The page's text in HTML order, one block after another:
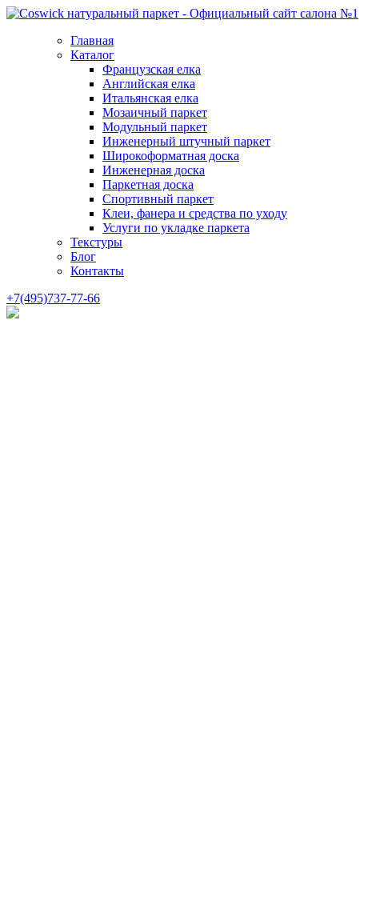
Главная
Каталог
Французская елка
Английская елка
Итальянская елка
Мозаичный паркет
Модульный паркет
Инженерный штучный паркет
Широкоформатная доска
Инженерная доска
Паркетная доска
Спортивный паркет
Клеи, фанера и средства по уходу
Услуги по укладке паркета
Текстуры
Блог
Контакты
+7(495)737-77-66